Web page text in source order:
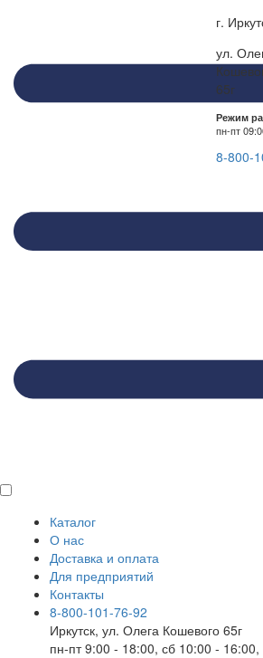
г.
ул.
65г
Режим
пн-пт
8-800-
Каталог
О нас
Доставка и оплата
Для предприятий
Контакты
8-800-101-76-92
Иркутск, ул. Олега Кошевого 65г
пн-пт 9:00 - 18:00, сб 10:00 -